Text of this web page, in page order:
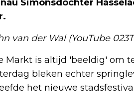
Simonsdochter
van der Wal (YouTube
Markt is altijd 'beeldig' om
bleken echter
het nieuwe